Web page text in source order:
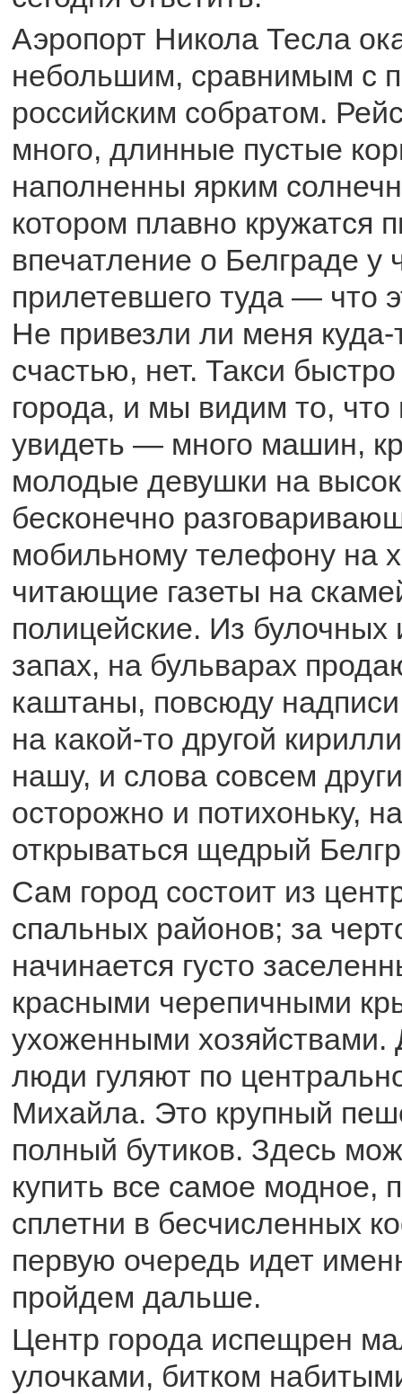
Аэропорт Никола Тесла
небольшим, сравнимым с
российским собратом.
много, длинные пустые
наполненны ярким
котором плавно кружатся
впечатление о Белграде у
прилетевшего туда — что
Не привезли ли меня куда-
счастью, нет. Такси
города, и мы видим то,
увидеть — много машин,
молодые девушки на
бесконечно
мобильному телефону на
читающие газеты на
полицейские. Из булочных
запах, на бульварах
каштаны, повсюду
на какой-то другой
нашу, и слова совсем
осторожно и потихоньку,
открываться щедрый
Сам город состоит из
спальных районов; за
начинается густо
красными черепичными
ухоженными
люди гуляют по
Михайла. Это крупный
полный бутиков. Здесь
купить все самое модное,
сплетни в бесчисленных
первую очередь идет
пройдем дальше.
Центр города испещрен
улочками, битком